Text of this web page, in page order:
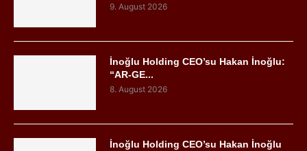
9. August 2026
İnoğlu Holding CEO’su Hakan İnoğlu:
“AR-GE...
8. August 2026
İnoğlu Holding CEO’su Hakan İnoğlu